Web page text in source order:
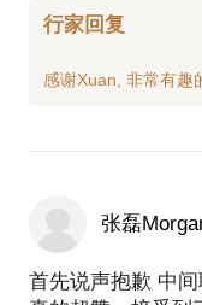
曾为多名创业者提
行家回复
张磊
首先说声抱歉 中